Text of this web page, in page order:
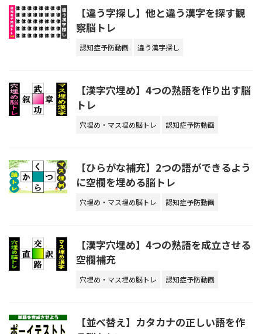
【違う字探し】他と違う漢字を探す観
察脳トレ
認知症予防動画 違う漢字探し
【漢字穴埋め】4つの熟語を作り出す脳
トレ
穴埋め・マス埋め脳トレ 認知症予防動画
【ひらがな補充】2つの語ができるよう
に空欄を埋める脳トレ
穴埋め・マス埋め脳トレ 認知症予防動画
【漢字穴埋め】4つの熟語を成立させる
空欄補充
穴埋め・マス埋め脳トレ 認知症予防動画
【並べ替え】カタカナの正しい語を作